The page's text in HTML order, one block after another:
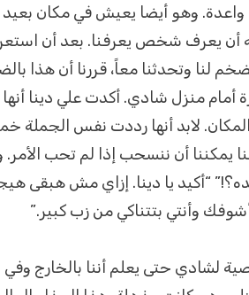
واعدة. وهو أيضا يعيش في مكان
أن يعرف شخص يعرفنا. بعد أن
لنا وتحدثنا معاً، قررنا أن هذا
أمام منزل شادي. أكدت علي دينا
لابد أنها رددت نفس
يمكننا أن ننسحب إذا لم تحب
“أكيد يا دينا. إزاي مش هبقى
وأنتي بتتناكي من زب كبير.”
لشادي حتى يعلم أننا بالخارج وفي